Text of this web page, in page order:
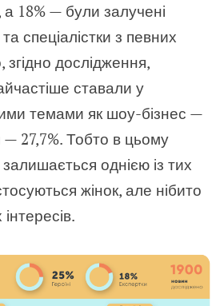
а 18% — були залучені
спеціалістки з певних
дослідження,
ставали у
темами як шоу-бізнес —
— 27,7%. Тобто в цьому
залишається однією із тих
жінок, але нібито